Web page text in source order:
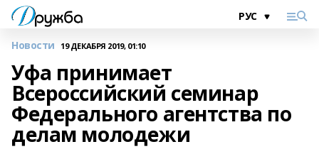
Новости 19 ДЕКАБРЯ 2019, 01:10
Уфа принимает
Всероссийский семинар
Федерального агентства по
делам молодежи